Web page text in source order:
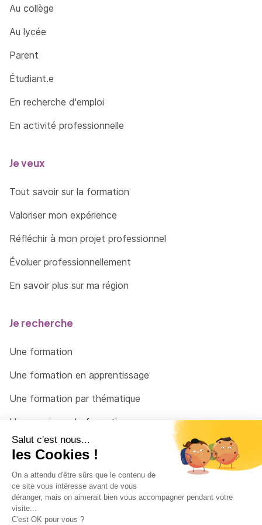
Au collège
Au lycée
Parent
Étudiant.e
En recherche d'emploi
En activité professionnelle
Je veux
Tout savoir sur la formation
Valoriser mon expérience
Réfléchir à mon projet professionnel
Évoluer professionnellement
En savoir plus sur ma région
Je recherche
Une formation
Une formation en apprentissage
Une formation par thématique
Un organisme de formation
Un conseiller